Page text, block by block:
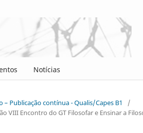
Notícias
– Publicação contínua - Qualis/Capes B1
/
VIII Encontro do GT Filosofar e Ensinar a